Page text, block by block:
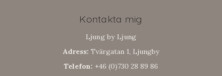
Kontakta mig
Ljung by Ljung
Adress: Tvärgatan 1, Ljungby
Telefon: +46 (0)730 28 89 86